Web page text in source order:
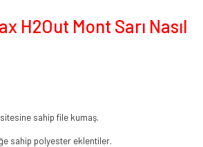
H2Out Mont Sarı Nasıl
sahip file kumaş.
sahip polyester eklentiler.